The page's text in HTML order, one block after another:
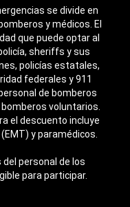
se divide en
y médicos. El
que puede optar al
sheriffs y sus
policías estatales,
federales y 911
de bomberos
voluntarios.
el descuento incluye
y paramédicos.
personal de los
para participar.